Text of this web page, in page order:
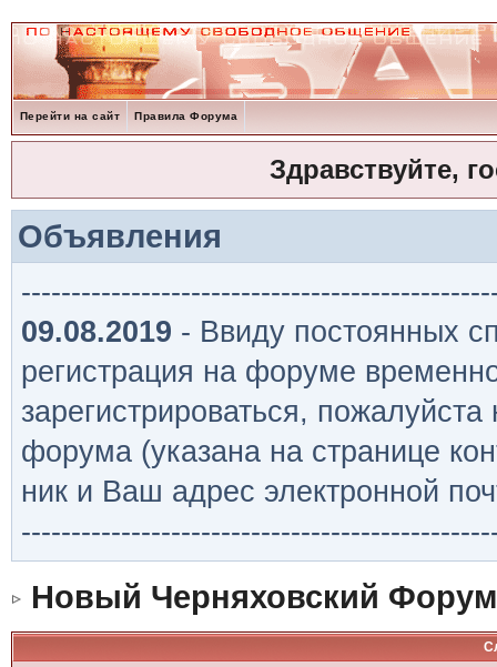
Перейти на сайт Правила Форума
Здравствуйте,
Объявления
09.08.2019 - Ввиду постоянных
регистрация на форуме
зарегистрироваться,
форума (указана на странице
ник и Ваш адрес электронной
Новый Черняховский Форум